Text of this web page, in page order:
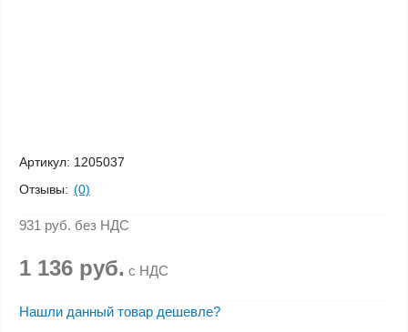
Артикул: 1205037
Отзывы: (0)
931 руб. без НДС
1 136 руб. с НДС
Нашли данный товар дешевле?